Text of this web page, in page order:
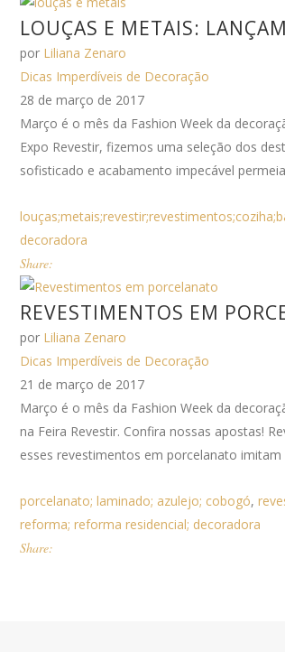
LOUÇAS E METAIS:
por Liliana Zenaro
Dicas Imperdíveis de Decoração
28 de março de 2017
Março é o mês da Fashion Week da
Expo Revestir, fizemos uma seleção dos
sofisticado e acabamento impecável
decoradora
Share:
REVESTIMENTOS EM
por Liliana Zenaro
Dicas Imperdíveis de Decoração
21 de março de 2017
Março é o mês da Fashion Week da
na Feira Revestir. Confira nossas apostas!
esses revestimentos em porcelanato imitam
porcelanato; laminado; azulejo; cobogó,
reforma; reforma residencial; decoradora
Share: